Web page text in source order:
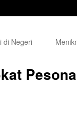
di Negeri